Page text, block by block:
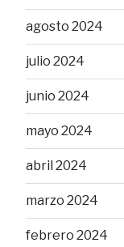
agosto 2024
julio 2024
junio 2024
mayo 2024
abril 2024
marzo 2024
febrero 2024